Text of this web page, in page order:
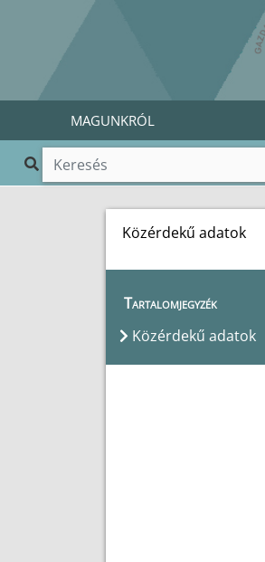
MAGUNKRÓL
Közérdekű adatok
Tartalomjegyzék
Közérdekű adatok